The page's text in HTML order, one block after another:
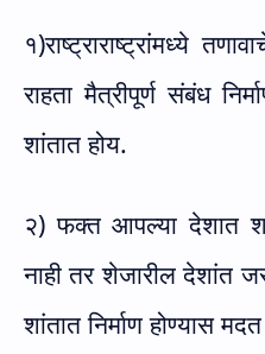
१)राष्ट्राराष्ट्रांमध्ये
राहता मैत्रीपूर्ण संबंध
शांतात होय.
२) फक्त आपल्या देशात
नाही तर शेजारील देशांत
शांतात निर्माण होण्यास